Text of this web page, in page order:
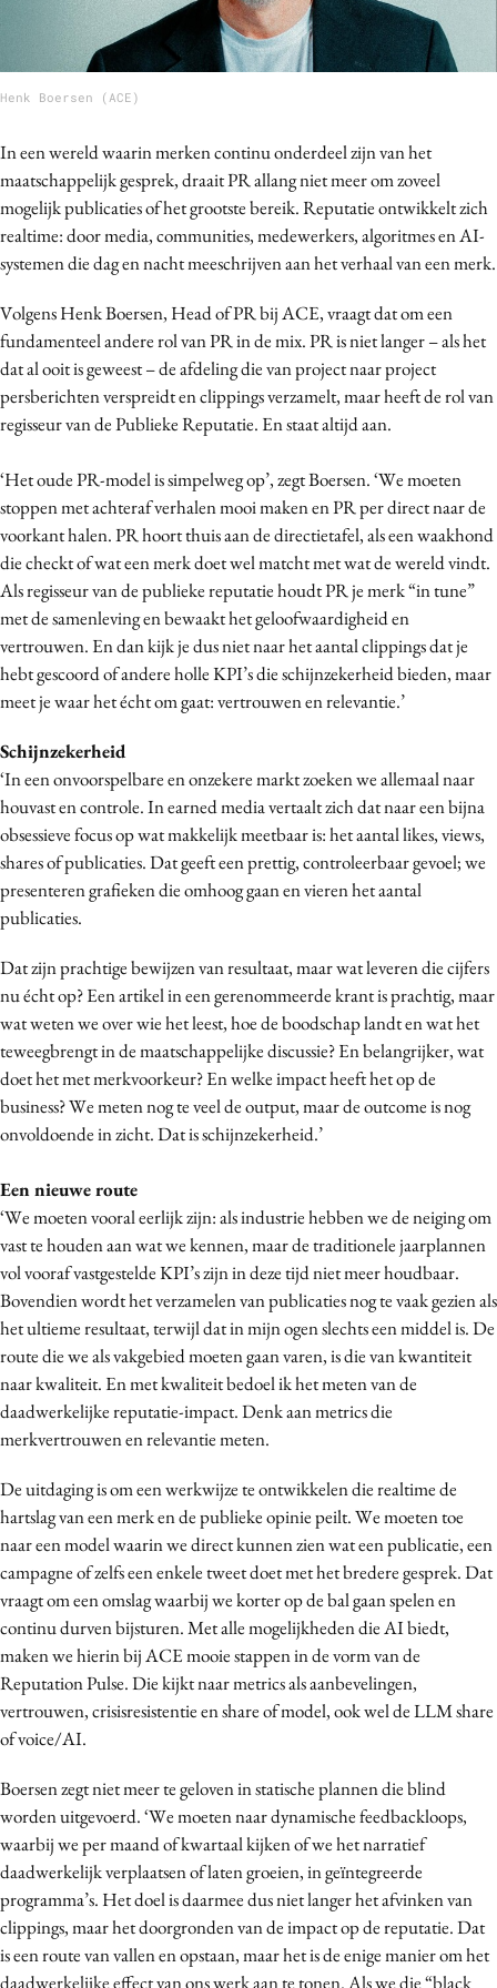
Campagnes
Carriere
Craft
Customer Experience
Data & Insights
Diversiteit
Effectiviteit
Gedragsverandering
Influencer marketing
Martech
Media
Merkstrategie
PR
Programmatic
Purpose Marketing
Reputatie & crisis
Henk Boersen (ACE)
In een wereld waarin merken continu onderdeel zijn van het
maatschappelijk gesprek, draait PR allang niet meer om zoveel
mogelijk publicaties of het grootste bereik. Reputatie ontwikkelt zich
realtime: door media, communities, medewerkers, algoritmes en AI-
systemen die dag en nacht meeschrijven aan het verhaal van een merk.
Volgens Henk Boersen, Head of PR bij ACE, vraagt dat om een
fundamenteel andere rol van PR in de mix. PR is niet langer – als het
dat al ooit is geweest – de afdeling die van project naar project
persberichten verspreidt en clippings verzamelt, maar heeft de rol van
regisseur van de Publieke Reputatie. En staat altijd aan.
‘Het oude PR-model is simpelweg op’, zegt Boersen. ‘We moeten
stoppen met achteraf verhalen mooi maken en PR per direct naar de
voorkant halen. PR hoort thuis aan de directietafel, als een waakhond
die checkt of wat een merk doet wel matcht met wat de wereld vindt.
Als regisseur van de publieke reputatie houdt PR je merk “in tune”
met de samenleving en bewaakt het geloofwaardigheid en
vertrouwen. En dan kijk je dus niet naar het aantal clippings dat je
hebt gescoord of andere holle KPI’s die schijnzekerheid bieden, maar
meet je waar het écht om gaat: vertrouwen en relevantie.’
Schijnzekerheid
‘In een onvoorspelbare en onzekere markt zoeken we allemaal naar
houvast en controle. In earned media vertaalt zich dat naar een bijna
obsessieve focus op wat makkelijk meetbaar is: het aantal likes, views,
shares of publicaties. Dat geeft een prettig, controleerbaar gevoel; we
presenteren grafieken die omhoog gaan en vieren het aantal
publicaties.
Dat zijn prachtige bewijzen van resultaat, maar wat leveren die cijfers
nu écht op? Een artikel in een gerenommeerde krant is prachtig, maar
wat weten we over wie het leest, hoe de boodschap landt en wat het
teweegbrengt in de maatschappelijke discussie? En belangrijker, wat
doet het met merkvoorkeur? En welke impact heeft het op de
business? We meten nog te veel de output, maar de outcome is nog
onvoldoende in zicht. Dat is schijnzekerheid.’
Een nieuwe route
‘We moeten vooral eerlijk zijn: als industrie hebben we de neiging om
vast te houden aan wat we kennen, maar de traditionele jaarplannen
vol vooraf vastgestelde KPI’s zijn in deze tijd niet meer houdbaar.
Bovendien wordt het verzamelen van publicaties nog te vaak gezien als
het ultieme resultaat, terwijl dat in mijn ogen slechts een middel is. De
route die we als vakgebied moeten gaan varen, is die van kwantiteit
naar kwaliteit. En met kwaliteit bedoel ik het meten van de
daadwerkelijke reputatie-impact. Denk aan metrics die
merkvertrouwen en relevantie meten.
De uitdaging is om een werkwijze te ontwikkelen die realtime de
hartslag van een merk en de publieke opinie peilt. We moeten toe
naar een model waarin we direct kunnen zien wat een publicatie, een
campagne of zelfs een enkele tweet doet met het bredere gesprek. Dat
vraagt om een omslag waarbij we korter op de bal gaan spelen en
continu durven bijsturen. Met alle mogelijkheden die AI biedt,
maken we hierin bij ACE mooie stappen in de vorm van de
Reputation Pulse. Die kijkt naar metrics als aanbevelingen,
vertrouwen, crisisresistentie en share of model, ook wel de LLM share
of voice/AI.
Boersen zegt niet meer te geloven in statische plannen die blind
worden uitgevoerd. ‘We moeten naar dynamische feedbackloops,
waarbij we per maand of kwartaal kijken of we het narratief
daadwerkelijk verplaatsen of laten groeien, in geïntegreerde
programma’s. Het doel is daarmee dus niet langer het afvinken van
clippings, maar het doorgronden van de impact op de reputatie. Dat
is een route van vallen en opstaan, maar het is de enige manier om het
daadwerkelijke effect van ons werk aan te tonen. Als we die “black